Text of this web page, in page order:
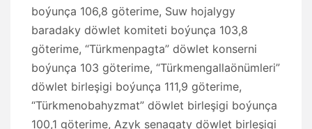
boýunça 106,8 göterime, Suw hojalygy
baradaky döwlet komiteti boýunça 103,8
göterime, “Türkmenpagta” döwlet konserni
boýunça 103 göterime, “Türkmengallaönümleri”
döwlet birleşigi boýunça 111,9 göterime,
“Türkmenobahyzmat” döwlet birleşigi boýunça
100,1 göterime, Azyk senagaty döwlet birleşigi